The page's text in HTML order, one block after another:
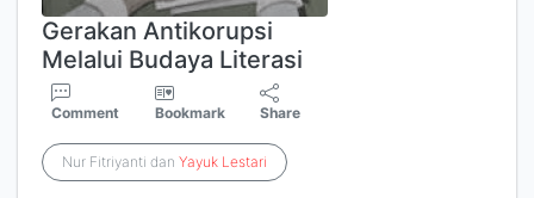
Gerakan Antikorupsi
Melalui Budaya Literasi
Comment Bookmark Share
Nur Fitriyanti dan Yayuk Lestari